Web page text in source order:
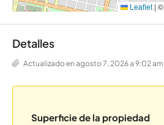
Leaflet | ©
Detalles
Actualizado en agosto 7, 2026 a 9:02 am
Superficie de la propiedad